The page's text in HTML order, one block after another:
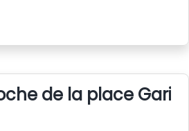
de la place